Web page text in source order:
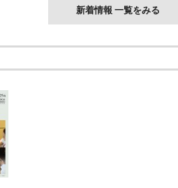
新着情報 一覧をみる